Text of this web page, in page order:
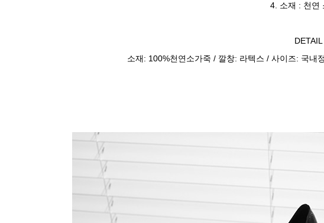
4. 소재 : 천연
DETAIL
소재: 100%천연소가죽 / 깔창: 라텍스 / 사이즈: 국내